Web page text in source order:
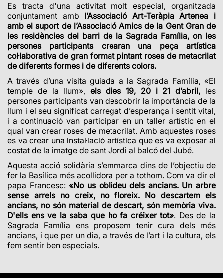
Es tracta d'una activitat molt especial, organitzada
conjuntament amb l’Associació Art-Teràpia Artenea i
amb el suport de l’Associació Amics de la Gent Gran de
les residències del barri de la Sagrada Família, on les
persones participants crearan una peça artística
col·laborativa de gran format pintant roses de metacrilat
de diferents formes i de diferents colors.
A través d’una visita guiada a la Sagrada Família, «El
temple de la llum»,els dies 19, 20 i 21 d’abril, les
persones participants van descobrir la importància de la
llum i el seu significat carregat d’esperança i sentit vital,
i a continuació van participar en un taller artístic en el
qual van crear roses de metacrilat. Amb aquestes roses
es va crear una instal·lació artística que es va exposar al
costat de la imatge de sant Jordi al balcó del Jubé.
Aquesta acció solidària s’emmarca dins de l’objectiu de
fer la Basílica més acollidora per a tothom. Com va dir el
papa Francesc:«No us oblideu dels ancians. Un arbre
sense arrels no creix, no floreix. No descartem els
ancians, no són material de descart, són memòria viva.
D'ells ens ve la saba que ho fa créixer tot». Des de la
Sagrada Família ens proposem tenir cura dels més
ancians, i que per un dia, a través de l’art i la cultura, els
fem sentir ben especials.